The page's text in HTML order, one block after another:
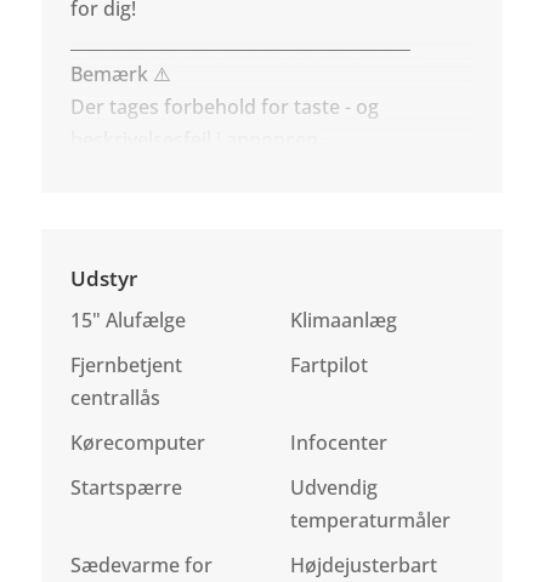
for dig!
Bemærk ⚠️
Der tages forbehold for taste - og
Udstyr
15" Alufælge
Klimaanlæg
Fjernbetjent
centrallås
Fartpilot
Kørecomputer
Infocenter
Startspærre
Udvendig
temperaturmåler
Sædevarme for
Højdejusterbart